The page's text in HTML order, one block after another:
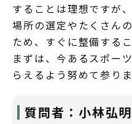
することは理想ですが
場所の選定やたくさん
ため、すぐに整備する
まずは、今あるスポー
らえるよう努めて参りま
質問者：小林弘